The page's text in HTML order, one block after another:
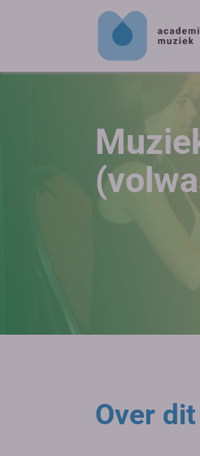
Over